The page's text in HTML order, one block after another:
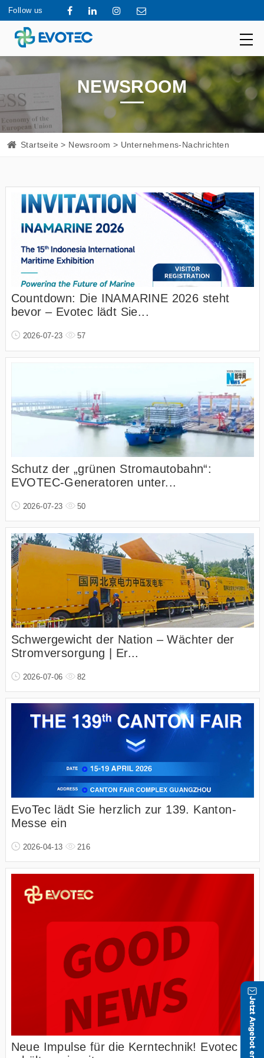
Follow us
NEWSROOM
Startseite > Newsroom > Unternehmens-Nachrichten
Countdown: Die INAMARINE 2026 steht
bevor – Evotec lädt Sie...
2026-07-23 57
Schutz der „grünen Stromautobahn“:
EVOTEC-Generatoren unter...
2026-07-23 50
Schwergewicht der Nation – Wächter der
Stromversorgung | Er...
2026-07-06 82
EvoTec lädt Sie herzlich zur 139. Kanton-
Messe ein
2026-04-13 216
Neue Impulse für die Kerntechnik! Evotec